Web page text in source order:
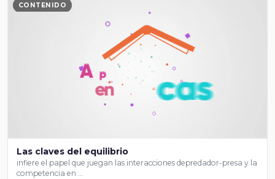
CONTENIDO
Las claves del equilibrio
infiere el papel que juegan las interacciones depredador-presa y la
competencia en …